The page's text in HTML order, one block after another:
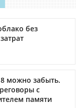
без
можно забыть.
с
памяти